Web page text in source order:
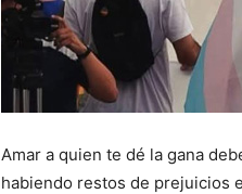
Amar a quien te dé la gana
habiendo restos de prejuicios